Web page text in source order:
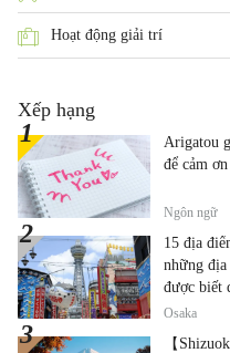
Hoạt động giải trí
Xếp hạng
Arigatou
để cảm ơn
Ngôn ngữ
15 địa
những
được biết
Osaka
【